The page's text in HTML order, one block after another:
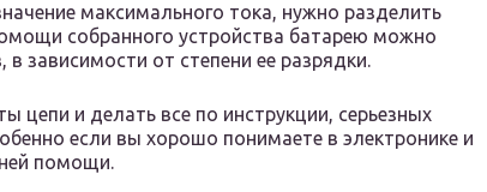
максимального тока, нужно разделить
собранного устройства батарею можно
в зависимости от степени ее разрядки.
цепи и делать все по инструкции, серьезных
если вы хорошо понимаете в электронике и
помощи.